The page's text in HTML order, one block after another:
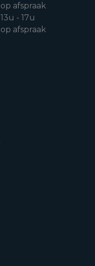
op afspraak
13u - 17u
op afspraak